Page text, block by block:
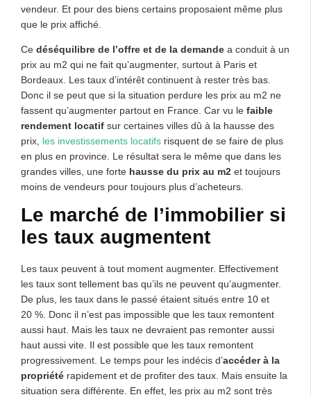
vendeur. Et pour des biens certains proposaient même plus
que le prix affiché.
Ce déséquilibre de l’offre et de la demande a conduit à un
prix au m2 qui ne fait qu’augmenter, surtout à Paris et
Bordeaux. Les taux d’intérêt continuent à rester très bas.
Donc il se peut que si la situation perdure les prix au m2 ne
fassent qu’augmenter partout en France. Car vu le faible
rendement locatif sur certaines villes dû à la hausse des
prix, les investissements locatifs risquent de se faire de plus
en plus en province. Le résultat sera le même que dans les
grandes villes, une forte hausse du prix au m2 et toujours
moins de vendeurs pour toujours plus d’acheteurs.
Le marché de l’immobilier si
les taux augmentent
Les taux peuvent à tout moment augmenter. Effectivement
les taux sont tellement bas qu’ils ne peuvent qu’augmenter.
De plus, les taux dans le passé étaient situés entre 10 et
20 %. Donc il n’est pas impossible que les taux remontent
aussi haut. Mais les taux ne devraient pas remonter aussi
haut aussi vite. Il est possible que les taux remontent
progressivement. Le temps pour les indécis d’accéder à la
propriété rapidement et de profiter des taux. Mais ensuite la
situation sera différente. En effet, les prix au m2 sont très